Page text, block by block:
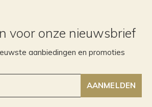
voor onze nieuwsbrief
aanbiedingen en promoties
AANMELDEN